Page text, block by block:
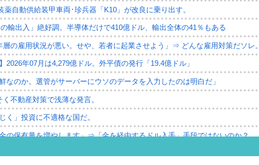
薬自動供給装甲車両･珍兵器「K10」が改良に乗り出す。
輸出入」絶好調。半導体だけで410億ドル、輸出全体の41％もある
層の雇用状況が悪い。せや、若者に起業させよう」⇒ どんな雇用対策だソレ。
2026年07月は4,279億ドル。外平債の発行「19.4億ドル」
なのか。選管がサーバーにウソのデータを入力したのは明白だ」
不動産対策で浅薄な発言。
く」投資に不適格な国だ。
の保有量を増やします」⇒「金を経由するドル入手」手段ではないのか？